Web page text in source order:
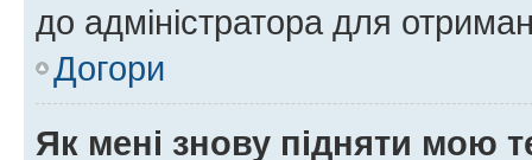
до адміністратора для
Догори
Як мені знову підняти мою